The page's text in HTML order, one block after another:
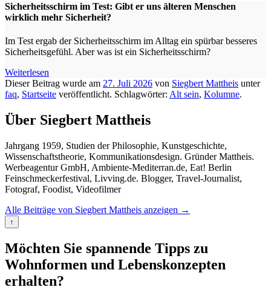
Sicherheitsschirm im Test: Gibt er uns älteren Menschen
wirklich mehr Sicherheit?
Im Test ergab der Sicherheitsschirm im Alltag ein spürbar besseres
Sicherheitsgefühl. Aber was ist ein Sicherheitsschirm?
Weiterlesen
Dieser Beitrag wurde am 27. Juli 2026 von Siegbert Mattheis unter
faq, Startseite veröffentlicht. Schlagwörter: Alt sein, Kolumne.
Über Siegbert Mattheis
Jahrgang 1959, Studien der Philosophie, Kunstgeschichte,
Wissenschaftstheorie, Kommunikationsdesign. Gründer Mattheis.
Werbeagentur GmbH, Ambiente-Mediterran.de, Eat! Berlin
Feinschmeckerfestival, Livving.de. Blogger, Travel-Journalist,
Fotograf, Foodist, Videofilmer
Alle Beiträge von Siegbert Mattheis anzeigen →
↑
Möchten Sie spannende Tipps zu
Wohnformen und Lebenskonzepten
erhalten?